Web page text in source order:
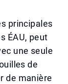
principales
ÉAU, peut
une seule
de
de manière